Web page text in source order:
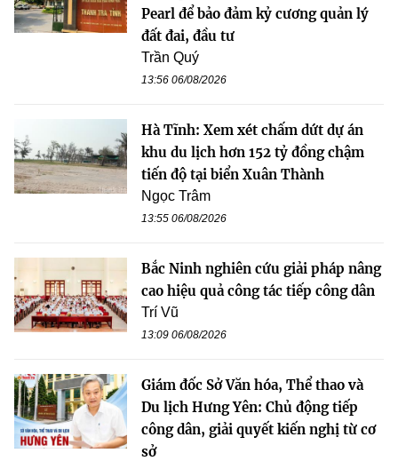
Pearl để bảo đảm kỷ cương quản lý
đất đai, đầu tư
Trần Quý
13:56 06/08/2026
Hà Tĩnh: Xem xét chấm dứt dự án
khu du lịch hơn 152 tỷ đồng chậm
tiến độ tại biển Xuân Thành
Ngọc Trâm
13:55 06/08/2026
Bắc Ninh nghiên cứu giải pháp nâng
cao hiệu quả công tác tiếp công dân
Trí Vũ
13:09 06/08/2026
Giám đốc Sở Văn hóa, Thể thao và
Du lịch Hưng Yên: Chủ động tiếp
công dân, giải quyết kiến nghị từ cơ
sở